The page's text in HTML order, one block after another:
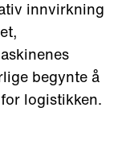
innvirkning
begynte å
logistikken.